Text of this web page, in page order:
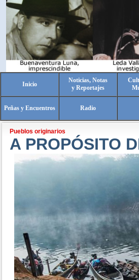
Inicio
Noticias, Notas
y Reportajes
Peñas y Encuentros Radio
Pueblos originarios
A PROPÓSITO